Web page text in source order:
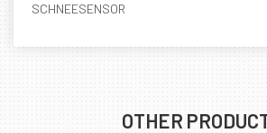
SCHNEESENSOR
OTHER